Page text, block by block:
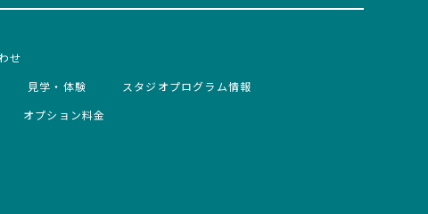
せ
見学・体験
スタジオプログラム情報
オプション料金